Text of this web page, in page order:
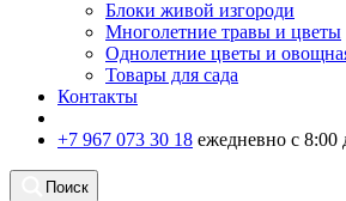
Блоки живой изгороди
Многолетние травы и цветы
Однолетние цветы и
Товары для сада
Контакты
+7 967 073 30 18 ежедневно с 8:00
Поиск